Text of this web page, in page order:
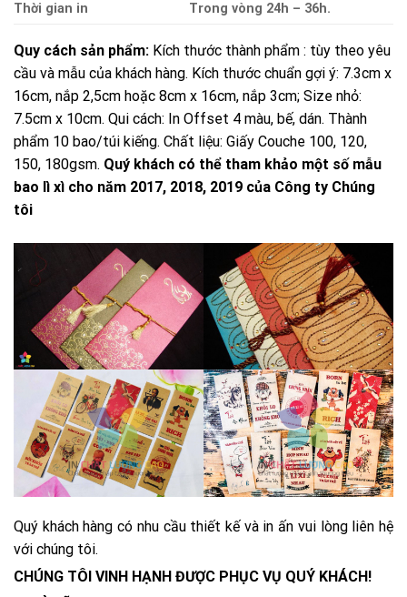
Thời gian in
Trong vòng 24h – 36h.
Quy cách sản phẩm: Kích thước thành phẩm : tùy theo yêu
cầu và mẫu của khách hàng. Kích thước chuẩn gợi ý: 7.3cm x
16cm, nắp 2,5cm hoặc 8cm x 16cm, nắp 3cm; Size nhỏ:
7.5cm x 10cm. Qui cách: In Offset 4 màu, bế, dán. Thành
phẩm 10 bao/túi kiếng. Chất liệu: Giấy Couche 100, 120,
150, 180gsm. Quý khách có thể tham khảo một số mẫu
bao lì xì cho năm 2017, 2018, 2019 của Công ty Chúng
tôi
Quý khách hàng có nhu cầu thiết kế và in ấn vui lòng liên hệ
với chúng tôi.
CHÚNG TÔI VINH HẠNH ĐƯỢC PHỤC VỤ QUÝ KHÁCH!